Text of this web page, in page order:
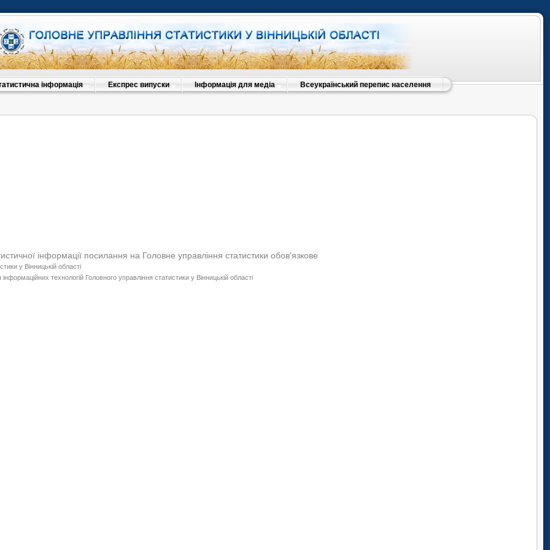
інформація Експрес випуски Інформація для медіа Всеукраїнський перепис населення
інформації посилання на Головне управління статистики обов'язкове
у Вінницькій області
технологій Головного управління статистики у Вінницькій області